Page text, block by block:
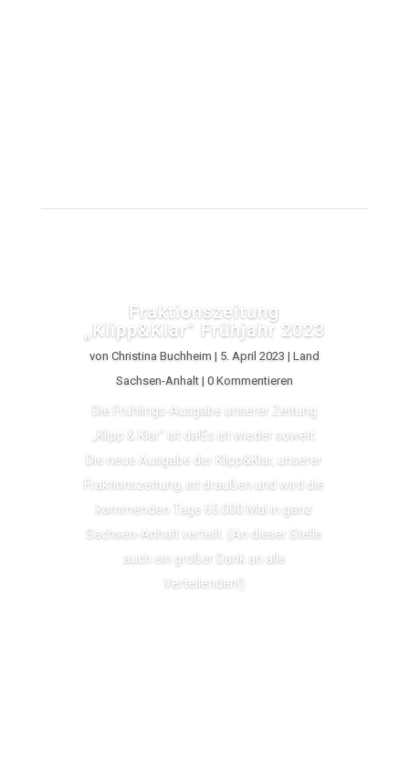
Fraktionszeitung
„Klipp&Klar“ Frühjahr 2023
von Christina Buchheim | 5. April 2023 | Land
Sachsen-Anhalt| 0 Kommentieren
Die Frühlings-Ausgabe unserer Zeitung
„Klipp & Klar“ ist da!Es ist wieder soweit:
Die neue Ausgabe der Klipp&Klar, unserer
Fraktionszeitung, ist draußen und wird die
kommenden Tage 65.000 Mal in ganz
Sachsen-Anhalt verteilt. (An dieser Stelle
auch ein großer Dank an alle
Verteilenden!)